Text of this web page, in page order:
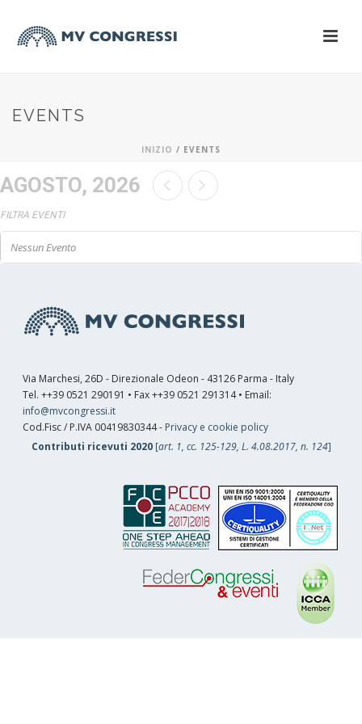
EVENTS
INIZIO / EVENTS
AGOSTO, 2026
FILTRA EVENTI
Nessun Evento
Via Marchesi, 26D - Direzionale Odeon - 43126 Parma - Italy
Tel. ++39 0521 290191 • Fax ++39 0521 291314 • Email:
info@mvcongressi.it
Cod.Fisc / P.IVA 00419830344 - Privacy e cookie policy
Contributi ricevuti 2020[art. 1, cc. 125-129, L. 4.08.2017, n. 124]